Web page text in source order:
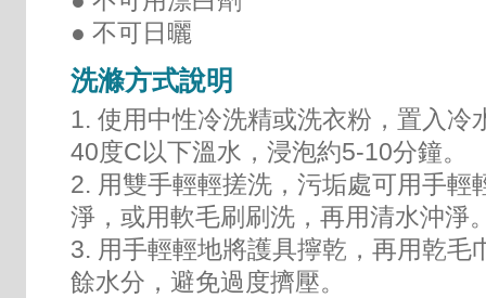
● 不可日曬
洗滌方式說明
1. 使用中性冷洗精或洗衣粉，置入冷
40度C以下溫水，浸泡約5-10分鐘。
2. 用雙手輕輕搓洗，污垢處可用手輕
淨，或用軟毛刷刷洗，再用清水沖淨
3. 用手輕輕地將護具擰乾，再用乾毛
餘水分，避免過度擠壓。